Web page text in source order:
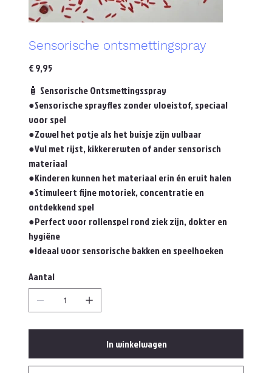
Sensorische ontsmettingspray
Prijs
€ 9,95
🧴 Sensorische Ontsmettingsspray
●Sensorische sprayfles zonder vloeistof, speciaal
voor spel
●Zowel het potje als het buisje zijn vulbaar
●Vul met rijst, kikkererwten of ander sensorisch
materiaal
●Kinderen kunnen het materiaal erin én eruit halen
●Stimuleert fijne motoriek, concentratie en
ontdekkend spel
●Perfect voor rollenspel rond ziek zijn, dokter en
hygiëne
●Ideaal voor sensorische bakken en speelhoeken
Aantal
In winkelwagen